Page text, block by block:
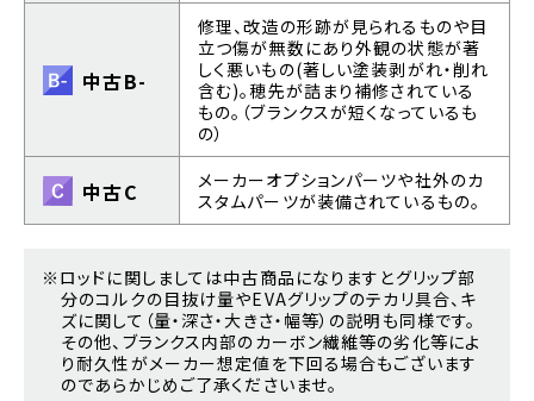
中古B-
修理、改造の形跡が見られるものや目
立つ傷が無数にあり外観の状態が著
しく悪いもの(著しい塗装剥がれ・削れ
含む)。穂先が詰まり補修されている
もの。（ブランクスが短くなっているも
の）
中古C
メーカーオプションパーツや社外のカ
スタムパーツが装備されているもの。
※ロッドに関しましては中古商品になりますとグリップ部
分のコルクの目抜け量やEVAグリップのテカリ具合、キ
ズに関して（量・深さ・大きさ・幅等）の説明も同様です。
その他、ブランクス内部のカーボン繊維等の劣化等によ
り耐久性がメーカー想定値を下回る場合もございます
のであらかじめご了承くださいませ。